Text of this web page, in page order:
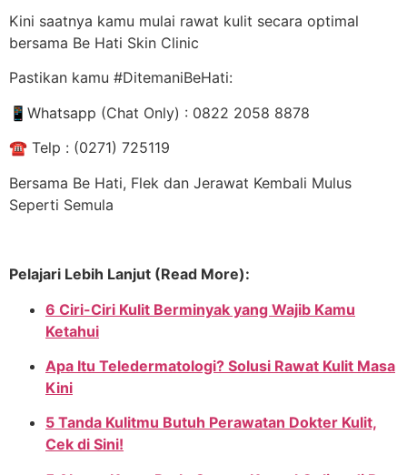
Kini saatnya kamu mulai rawat kulit secara optimal
bersama Be Hati Skin Clinic
Pastikan kamu #DitemaniBeHati:
📱 Whatsapp (Chat Only) : 0822 2058 8878
☎ ️ Telp : (0271) 725119
Bersama Be Hati, Flek dan Jerawat Kembali Mulus
Seperti Semula
Pelajari Lebih Lanjut (Read More):
6 Ciri-Ciri Kulit Berminyak yang Wajib Kamu
Ketahui
Apa Itu Teledermatologi? Solusi Rawat Kulit Masa
Kini
5 Tanda Kulitmu Butuh Perawatan Dokter Kulit,
Cek di Sini!